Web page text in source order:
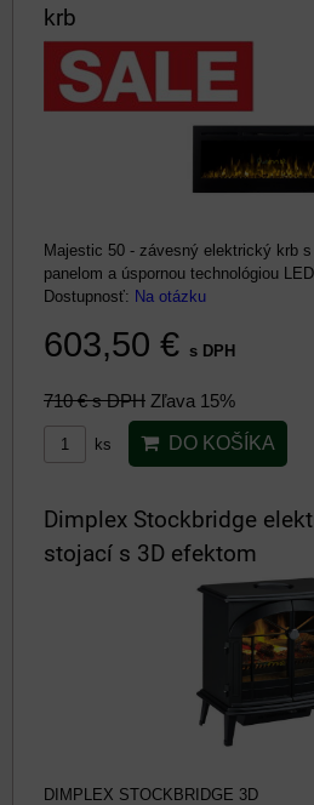
krb
Majestic 50 - závesný elektrický krb
panelom a úspornou technológiou LED.
Dostupnosť: Na otázku
603,50 € s DPH
710 €s DPH Zľava 15%
ks DO KOŠÍKA
Dimplex Stockbridge
stojací s 3D efektom
DIMPLEX STOCKBRIDGE 3D